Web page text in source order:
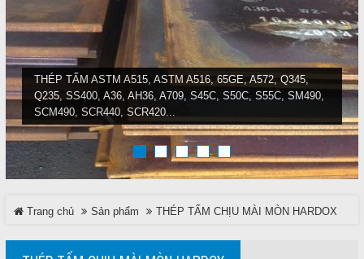
THÉP TẤM ASTM A515, ASTM A516, 65GE, A572, Q345,
Q235, SS400, A36, AH36, A709, S45C, S50C, S55C, SM490,
SCM490, SCR440, SCR420...
Trang chủ Sản phẩm THÉP TẤM CHỊU MÀI MÒN HARDOX
Sản phẩm
Liên hệ
Đóng
TRÊN MẠNG XÃ HỘI
Facebook
(0274) 3729 333
COPYRIGHT 2016. ALL RIGHTS RESERVED